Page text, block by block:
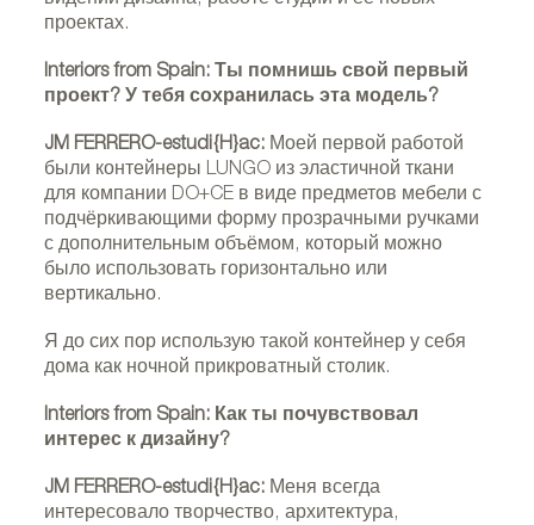
проектах.
Interiors from Spain: Ты помнишь свой первый
проект? У тебя сохранилась эта модель?
JM FERRERO-estudi{H}ac: Моей первой работой
были контейнеры LUNGO из эластичной ткани
для компании DO+CE в виде предметов мебели с
подчёркивающими форму прозрачными ручками
с дополнительным объёмом, который можно
было использовать горизонтально или
вертикально.
Я до сих пор использую такой контейнер у себя
дома как ночной прикроватный столик.
Interiors from Spain: Как ты почувствовал
интерес к дизайну?
JM FERRERO-estudi{H}ac: Меня всегда
интересовало творчество, архитектура,